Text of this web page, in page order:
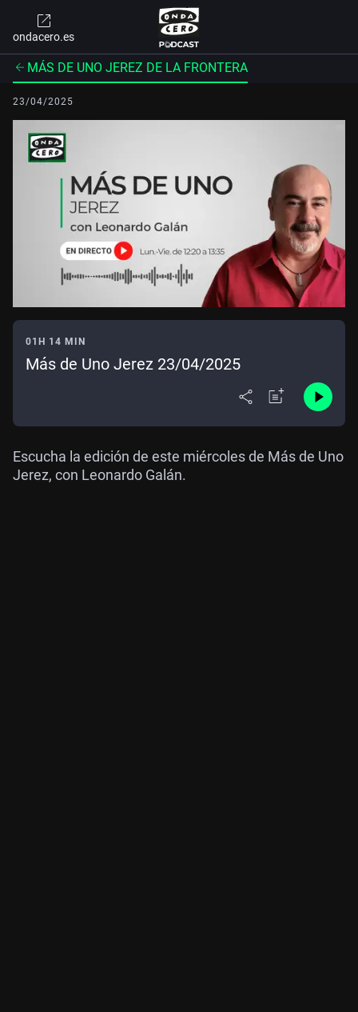
ondacero.es
MÁS DE UNO JEREZ DE LA FRONTERA
23/04/2025
01H 14 MIN
Más de Uno Jerez 23/04/2025
Escucha la edición de este miércoles de Más de Uno
Jerez, con Leonardo Galán.